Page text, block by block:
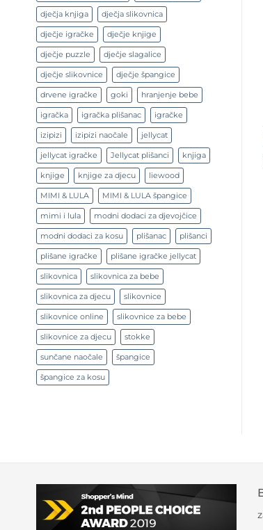
dječja knjiga dječja slikovnica
dječje igračke dječje knjige
dječje puzzle dječje slagalice
dječje slikovnice dječje špangice
drvene igračke goki hranjenje bebe
igračka igračka plišanac igračke
izipizi izipizi naočale jellycat
jellycat igračke Jellycat plišanci knjiga
knjige knjige za djecu liewood
MIMI & LULA MIMI & LULA špangice
mimi i lula modni dodaci za djevojčice
modni dodaci za kosu plišanac plišanci
plišane igračke plišane igračke jellycat
slikovnica slikovnica za bebe
slikovnica za djecu slikovnice
slikovnice online slikovnice za bebe
slikovnice za djecu stokke
sunčane naočale špangice
špangice za kosu